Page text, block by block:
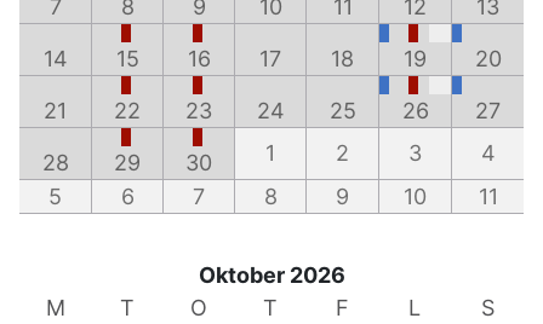
7 8 9 10 11 12 13
14 15 16 17 18 19 20
21 22 23 24 25 26 27
28 29 30 1 2 3
4
5
6 7 8 9 10 11
Oktober 2026
M
T O T F L
S